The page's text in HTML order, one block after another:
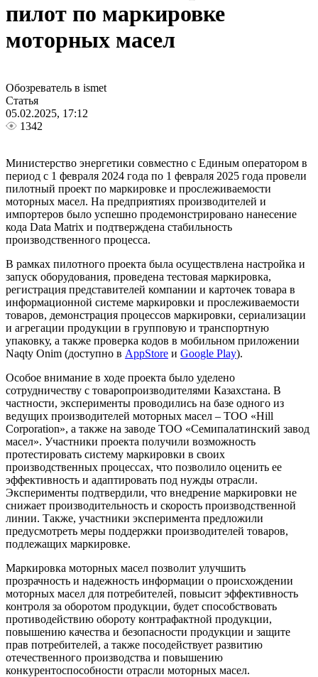
пилот по маркировке
моторных масел
Обозреватель в ismet
Статья
05.02.2025, 17:12
1342
Министерство энергетики совместно с Единым оператором в
период с 1 февраля 2024 года по 1 февраля 2025 года провели
пилотный проект по маркировке и прослеживаемости
моторных масел. На предприятиях производителей и
импортеров было успешно продемонстрировано нанесение
кода Data Matrix и подтверждена стабильность
производственного процесса.
В рамках пилотного проекта была осуществлена настройка и
запуск оборудования, проведена тестовая маркировка,
регистрация представителей компании и карточек товара в
информационной системе маркировки и прослеживаемости
товаров, демонстрация процессов маркировки, сериализации
и агрегации продукции в групповую и транспортную
упаковку, а также проверка кодов в мобильном приложении
Naqty Onim (доступно в AppStore и Google Play).
Особое внимание в ходе проекта было уделено
сотрудничеству с товаропроизводителями Казахстана. В
частности, эксперименты проводились на базе одного из
ведущих производителей моторных масел – ТОО «Hill
Corporation», а также на заводе ТОО «Семипалатинский завод
масел». Участники проекта получили возможность
протестировать систему маркировки в своих
производственных процессах, что позволило оценить ее
эффективность и адаптировать под нужды отрасли.
Эксперименты подтвердили, что внедрение маркировки не
снижает производительность и скорость производственной
линии. Также, участники эксперимента предложили
предусмотреть меры поддержки производителей товаров,
подлежащих маркировке.
Маркировка моторных масел позволит улучшить
прозрачность и надежность информации о происхождении
моторных масел для потребителей, повысит эффективность
контроля за оборотом продукции, будет способствовать
противодействию обороту контрафактной продукции,
повышению качества и безопасности продукции и защите
прав потребителей, а также посодействует развитию
отечественного производства и повышению
конкурентоспособности отрасли моторных масел.